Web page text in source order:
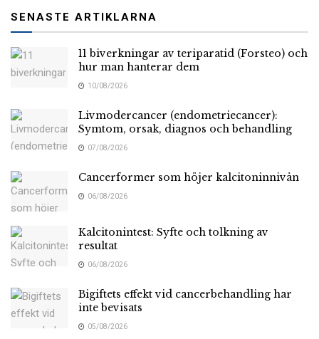
SENASTE ARTIKLARNA
11 biverkningar av teriparatid (Forsteo) och
hur man hanterar dem
10/08/2026
Livmodercancer (endometriecancer):
Symtom, orsak, diagnos och behandling
07/08/2026
Cancerformer som höjer kalcitoninnivån
06/08/2026
Kalcitonintest: Syfte och tolkning av
resultat
06/08/2026
Bigiftets effekt vid cancerbehandling har
inte bevisats
05/08/2026